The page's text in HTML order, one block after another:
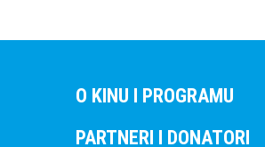
O KINU I PROGRAMU
PARTNERI I DONATORI